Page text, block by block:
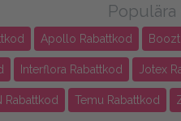
Apollo Rabattkod
Interflora Rabattkod Jotex
Rabattkod Temu Rabattkod